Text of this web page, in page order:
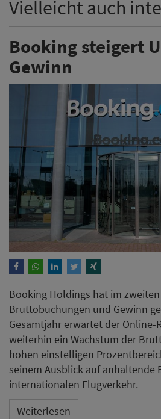
Vielleicht auch
Booking steigert
Gewinn
Booking Holdings hat im
Bruttobuchungen und Gewinn
Gesamtjahr erwartet der Online-
weiterhin ein Wachstum der
hohen einstelligen
seinem Ausblick auf anhaltende
internationalen Flugverkehr.
Weiterlesen